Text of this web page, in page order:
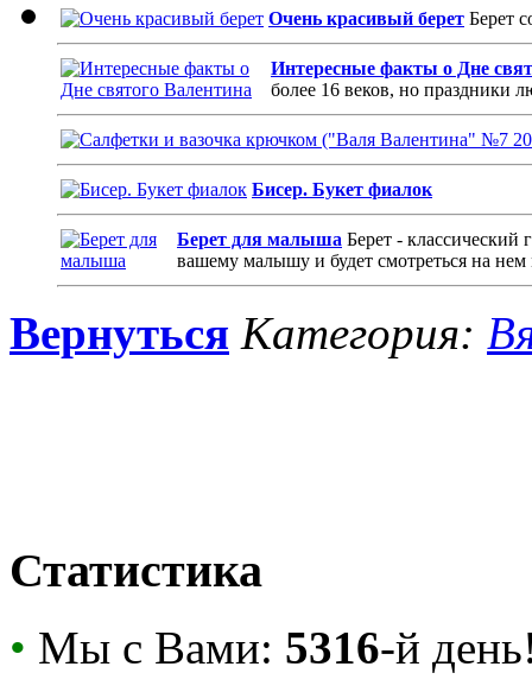
Очень красивый берет Берет
Интересные факты о Дне
более 16 веков, но праздники
Бисер. Букет фиалок
Берет для малыша Берет - классический
вашему малышу и будет смотреться на нем
Вернуться Категория:
Статистика
• Мы с Вами: 5316-й